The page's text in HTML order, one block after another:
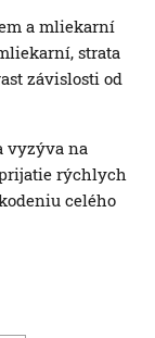
a mliekarní
strata
závislosti od
vyzýva na
rýchlych
celého